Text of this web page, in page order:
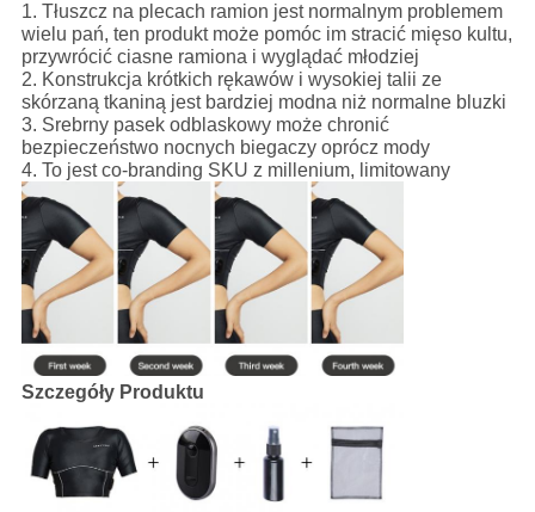
1. Tłuszcz na plecach ramion jest normalnym problemem
wielu pań, ten produkt może pomóc im stracić mięso kultu,
przywrócić ciasne ramiona i wyglądać młodziej
2. Konstrukcja krótkich rękawów i wysokiej talii ze
skórzaną tkaniną jest bardziej modna niż normalne bluzki
3. Srebrny pasek odblaskowy może chronić
bezpieczeństwo nocnych biegaczy oprócz mody
4. To jest co-branding SKU z millenium, limitowany
Szczegóły Produktu